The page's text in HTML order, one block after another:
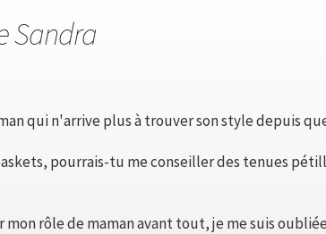
Sandra
qui n'arrive plus à trouver son style depuis
pourrais-tu me conseiller des tenues
mon rôle de maman avant tout, je me suis